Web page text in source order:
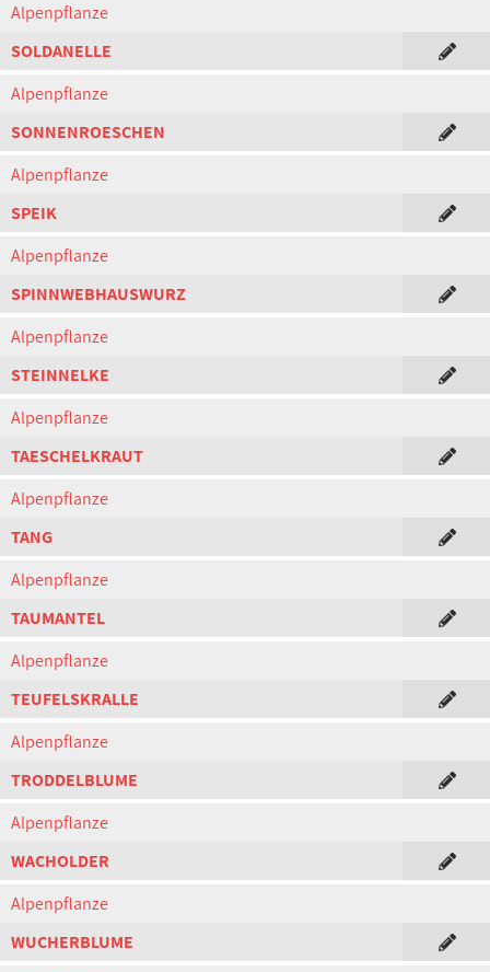
Alpenpflanze
SOLDANELLE
Alpenpflanze
SONNENROESCHEN
Alpenpflanze
SPEIK
Alpenpflanze
SPINNWEBHAUSWURZ
Alpenpflanze
STEINNELKE
Alpenpflanze
TAESCHELKRAUT
Alpenpflanze
TANG
Alpenpflanze
TAUMANTEL
Alpenpflanze
TEUFELSKRALLE
Alpenpflanze
TRODDELBLUME
Alpenpflanze
WACHOLDER
Alpenpflanze
WUCHERBLUME